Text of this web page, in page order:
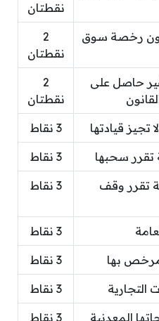
نقطتان
رخصة سوق
2
نقطتان
حاصل على
2
نقطتان
تجيز قيادتها 3 نقاط
تقرر سحبها 3 نقاط
تقرر وقف
3 نقاط
3 نقاط
مرخص بها 3 نقاط
التجارية 3 نقاط
المعدنية 3 نقاط